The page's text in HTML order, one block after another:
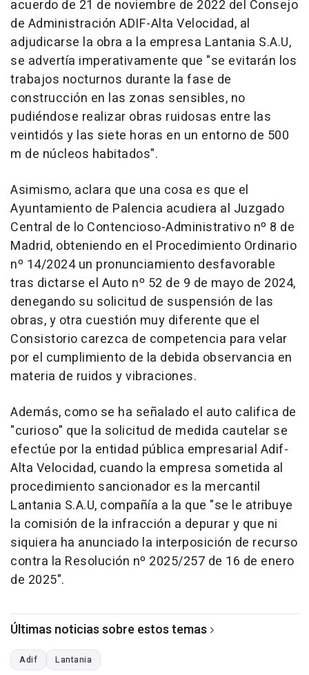
acuerdo de 21 de noviembre de 2022 del Consejo
de Administración ADIF-Alta Velocidad, al
adjudicarse la obra a la empresa Lantania S.A.U,
se advertía imperativamente que "se evitarán los
trabajos nocturnos durante la fase de
construcción en las zonas sensibles, no
pudiéndose realizar obras ruidosas entre las
veintidós y las siete horas en un entorno de 500
m de núcleos habitados".
Asimismo, aclara que una cosa es que el
Ayuntamiento de Palencia acudiera al Juzgado
Central de lo Contencioso-Administrativo nº 8 de
Madrid, obteniendo en el Procedimiento Ordinario
nº 14/2024 un pronunciamiento desfavorable
tras dictarse el Auto nº 52 de 9 de mayo de 2024,
denegando su solicitud de suspensión de las
obras, y otra cuestión muy diferente que el
Consistorio carezca de competencia para velar
por el cumplimiento de la debida observancia en
materia de ruidos y vibraciones.
Además, como se ha señalado el auto califica de
"curioso" que la solicitud de medida cautelar se
efectúe por la entidad pública empresarial Adif-
Alta Velocidad, cuando la empresa sometida al
procedimiento sancionador es la mercantil
Lantania S.A.U, compañía a la que "se le atribuye
la comisión de la infracción a depurar y que ni
siquiera ha anunciado la interposición de recurso
contra la Resolución nº 2025/257 de 16 de enero
de 2025".
Últimas noticias sobre estos temas
Adif Lantania